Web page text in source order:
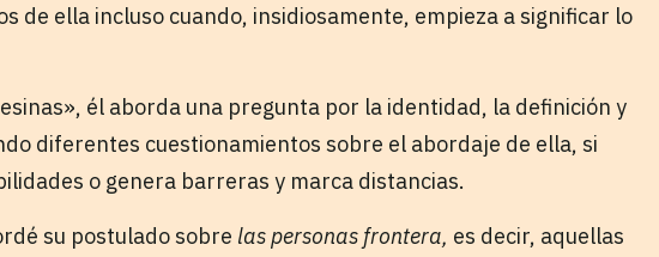
de ella incluso cuando, insidiosamente, empieza a significar lo
él aborda una pregunta por la identidad, la definición y
diferentes cuestionamientos sobre el abordaje de ella, si
o genera barreras y marca distancias.
su postulado sobre las personas frontera, es decir, aquellas